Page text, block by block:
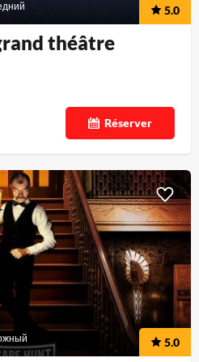
5.0
théâtre
Réserver
5.0